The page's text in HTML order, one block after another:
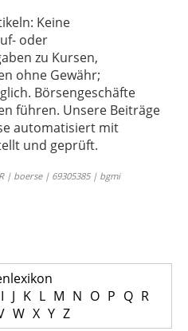
Keine
oder
zu Kursen,
ohne Gewähr;
Börsengeschäfte
führen. Unsere Beiträge
automatisiert mit
und geprüft.
| boerse | 69305385 | bgmi
I J K L M N O P Q R
W X Y Z